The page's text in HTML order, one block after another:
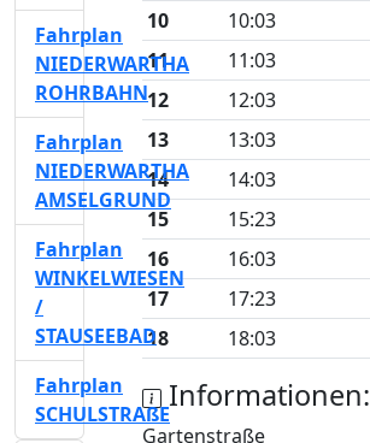
10
10:03
11
11:03
12
12:03
13
13:03
14
14:03
15
15:23
16
16:03
17
17:23
18
18:03
Informationen:
Gartenstraße
Fahrplan
NIEDERWARTHA
ROHRBAHN
Fahrplan
NIEDERWARTHA
AMSELGRUND
Fahrplan
WINKELWIESEN
/
STAUSEEBAD
Fahrplan
SCHULSTRAßE